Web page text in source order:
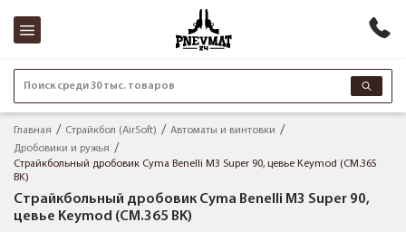
Поиск среди 30 тыс. товаров
Главная Страйкбол (AirSoft)
Автоматы и винтовки
Дробовики и ружья
Страйкбольный дробовик Cyma Benelli M3 Super 90, цевье Keymod (CM.365
BK)
Страйкбольный дробовик Cyma Benelli M3 Super 90,
цевье Keymod (CM.365 BK)